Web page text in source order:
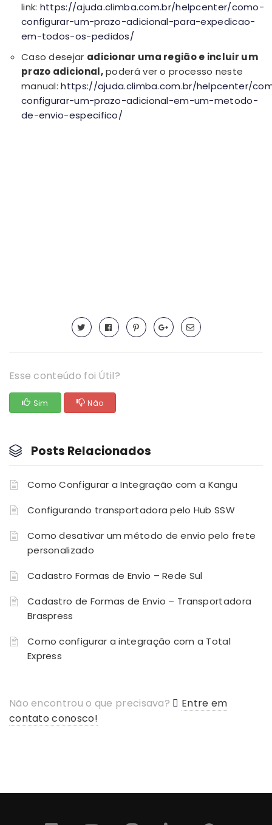
link: https://ajuda.climba.com.br/helpcenter/como-
configurar-um-prazo-adicional-para-expedicao-
em-todos-os-pedidos/
Caso desejar adicionar uma região e incluir um
prazo adicional,poderá ver o processo neste
manual:https://ajuda.climba.com.br/helpcenter/
configurar-um-prazo-adicional-em-um-metodo-
de-envio-especifico/
Esse conteúdo foi Útil?
Sim Não
Posts Relacionados
Como Configurar a Integração com a Kangu
Configurando transportadora pelo Hub SSW
Como desativar um método de envio pelo frete
personalizado
Cadastro Formas de Envio – Rede Sul
Cadastro de Formas de Envio – Transportadora
Braspress
Como configurar a integração com a Total
Express
Não encontrou o que precisava?
Entre em
contato conosco!